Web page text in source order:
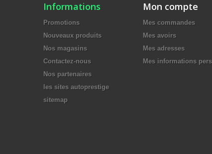
Informations
Promotions
Nouveaux produits
Nos magasins
Contactez-nous
Nos partenaires
les sites autoprestige
sitemap
Mon compte
Mes commandes
Mes avoirs
Mes adresses
Mes informations